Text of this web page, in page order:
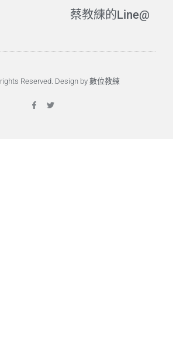
蔡教練的Line@
Reserved. Design by 數位教練